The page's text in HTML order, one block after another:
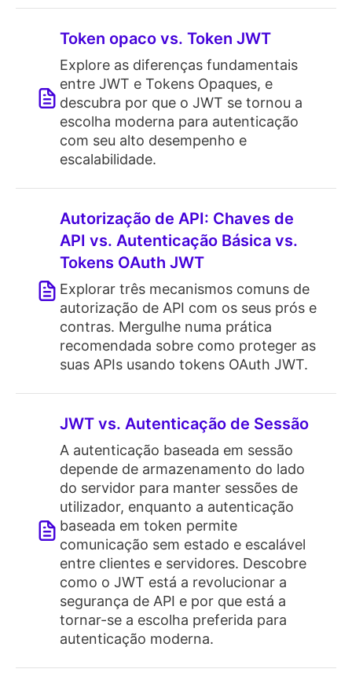
Token opaco vs. Token JWT
Explore as diferenças fundamentais
entre JWT e Tokens Opaques, e
descubra por que o JWT se tornou a
escolha moderna para autenticação
com seu alto desempenho e
escalabilidade.
Autorização de API: Chaves de
API vs. Autenticação Básica vs.
Tokens OAuth JWT
Explorar três mecanismos comuns de
autorização de API com os seus prós e
contras. Mergulhe numa prática
recomendada sobre como proteger as
suas APIs usando tokens OAuth JWT.
JWT vs. Autenticação de Sessão
A autenticação baseada em sessão
depende de armazenamento do lado
do servidor para manter sessões de
utilizador, enquanto a autenticação
baseada em token permite
comunicação sem estado e escalável
entre clientes e servidores. Descobre
como o JWT está a revolucionar a
segurança de API e por que está a
tornar-se a escolha preferida para
autenticação moderna.